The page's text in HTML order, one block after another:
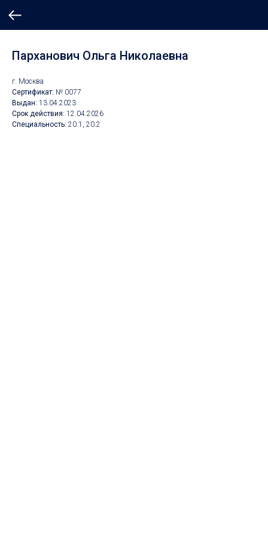
Парханович Ольга Николаевна
г. Москва
Сертификат: № 0077
Выдан: 13.04.2023
Срок действия: 12.04.2026
Специальность: 20.1, 20.2